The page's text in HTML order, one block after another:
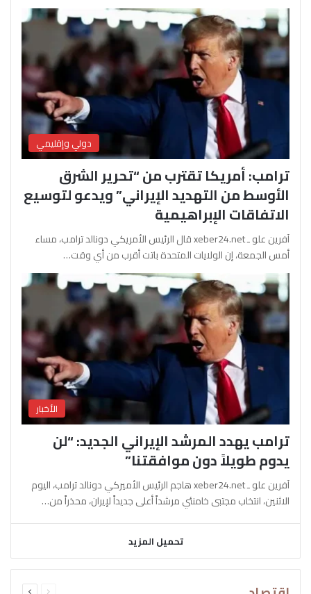
دولي وإقليمي
ترامب: أمريكا تقترب من “تحرير الشرق
الأوسط من التهديد الإيراني” ويدعو لتوسيع
الاتفاقات الإبراهيمية
آفرين علو ـ xeber24.net قال الرئيس الأمريكي دونالد ترامب، مساء
أمس الجمعة، إن الولايات المتحدة باتت أقرب من أي وقت…
الأخبار
ترامب يهدد المرشد الإيراني الجديد: “لن
يدوم طويلاً دون موافقتنا”
آفرين علو ـ xeber24.net هاجم الرئيس الأميركي دونالد ترامب، اليوم
الاثنين، انتخاب مجتبى خامنئي مرشداً أعلى جديداً لإيران، محذراً من…
تحميل المزيد